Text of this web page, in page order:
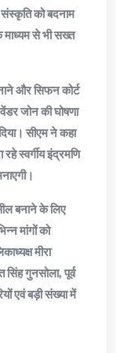
को बदनाम
माध्यम से भी सख्त
और सिफन कोर्ट
जोन की घोषणा
सीएम ने कहा
स्वर्गीय इंद्रमणि
बनाने के लिए
मांगों को
मीरा
सिंह गुनसोला, पूर्व
एवं बड़ी संख्या में